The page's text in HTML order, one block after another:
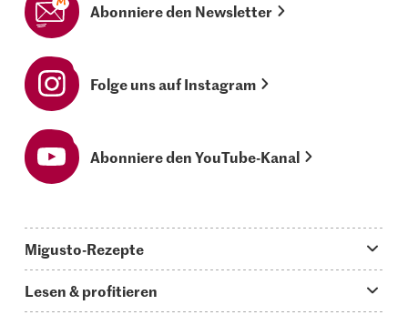
Abonniere den Newsletter
Folge uns auf Instagram
Abonniere den YouTube-Kanal
Migusto-Rezepte
Lesen & profitieren